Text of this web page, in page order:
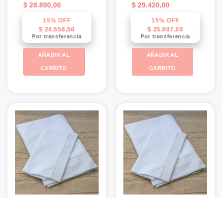
$28.890,00
15% OFF
$ 24.556,50
Por transferencia
AÑADIR AL
CARRITO
$29.420,00
15% OFF
$ 25.007,00
Por transferencia
AÑADIR AL
CARRITO